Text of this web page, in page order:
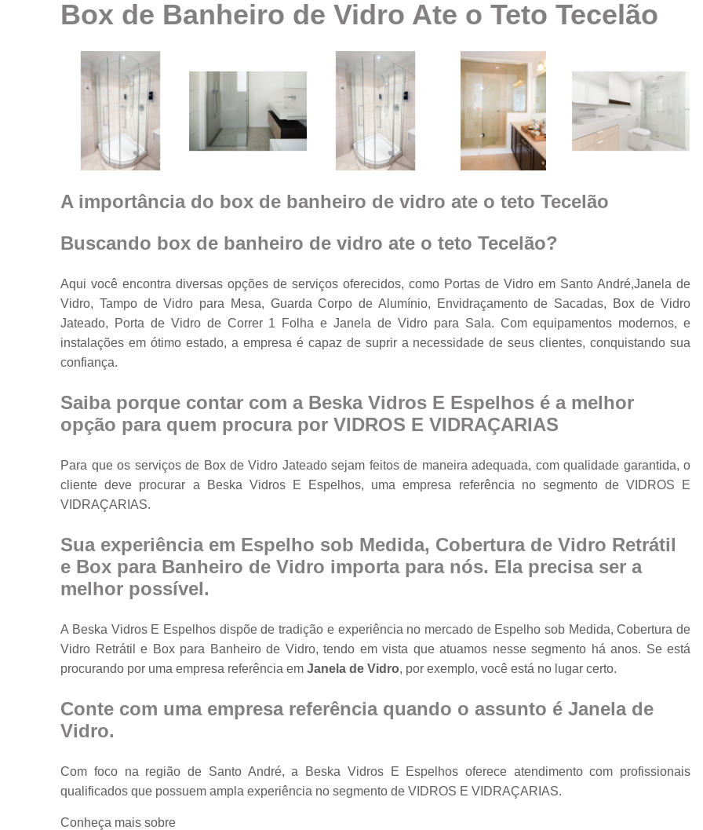
Espelhos em
ambientes
Fechamento de
ambiente com
vidro
Guarda corpo
vidro
vidro
Porta feita de
vidro
Portas de vidro
Tampos de
mesa
Vidros
Box Vidro
Box
Box de Vidro
Box de Vidro
Box para
Cobertura de
Cobertura de Vidro
Cobertura
Divisória de
Divisória de Vidro
Divisória de Vidro
Divisória de Vidro
Divisória em
Envidraçamento
Fechamento de
Box de Banheiro de Vidro Ate o Teto Tecelão
A importância do box de banheiro de vidro ate o teto Tecelão
Buscando box de banheiro de vidro ate o teto Tecelão?
Aqui você encontra diversas opções de serviços oferecidos, como Portas de Vidro em Santo André,Janela de
Vidro, Tampo de Vidro para Mesa, Guarda Corpo de Alumínio, Envidraçamento de Sacadas, Box de Vidro
Jateado, Porta de Vidro de Correr 1 Folha e Janela de Vidro para Sala. Com equipamentos modernos, e
instalações em ótimo estado, a empresa é capaz de suprir a necessidade de seus clientes, conquistando sua
confiança.
Saiba porque contar com a Beska Vidros E Espelhos é a melhor
opção para quem procura por VIDROS E VIDRAÇARIAS
Para que os serviços de Box de Vidro Jateado sejam feitos de maneira adequada, com qualidade garantida, o
cliente deve procurar a Beska Vidros E Espelhos, uma empresa referência no segmento de VIDROS E
VIDRAÇARIAS.
Sua experiência em Espelho sob Medida, Cobertura de Vidro Retrátil
e Box para Banheiro de Vidro importa para nós. Ela precisa ser a
melhor possível.
A Beska Vidros E Espelhos dispõe de tradição e experiência no mercado de Espelho sob Medida, Cobertura de
Vidro Retrátil e Box para Banheiro de Vidro, tendo em vista que atuamos nesse segmento há anos. Se está
procurando por uma empresa referência emJanela de Vidro, por exemplo, você está no lugar certo.
Conte com uma empresa referência quando o assunto éJanela de
Vidro.
Com foco na região de Santo André, a Beska Vidros E Espelhos oferece atendimento com profissionais
qualificados que possuem ampla experiência no segmento de VIDROS E VIDRAÇARIAS.
Conheça mais sobre